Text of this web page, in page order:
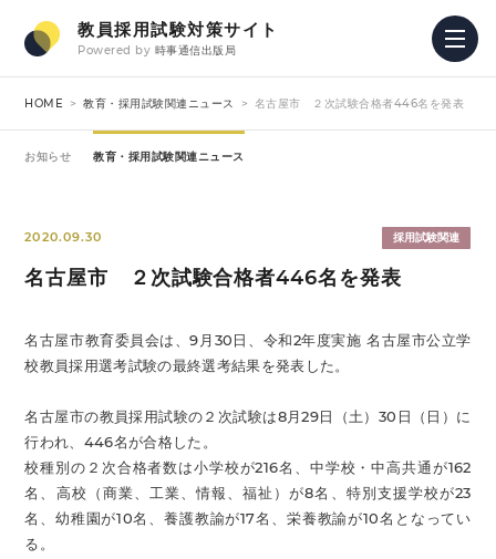
教員採用試験対策サイト
Powered by 時事通信出版局
HOME 教育・採用試験関連ニュース 名古屋市 ２次試験合格者446名を発表
お知らせ 教育・採用試験関連ニュース
2020.09.30 採用試験関連
名古屋市 ２次試験合格者446名を発表
名古屋市教育委員会は、9月30日、令和2年度実施 名古屋市公立学
校教員採用選考試験の最終選考結果を発表した。
名古屋市の教員採用試験の２次試験は8月29日（土）30日（日）に
行われ、446名が合格した。
校種別の２次合格者数は小学校が216名、中学校・中高共通が162
名、高校（商業、工業、情報、福祉）が8名、特別支援学校が23
名、幼稚園が10名、養護教諭が17名、栄養教諭が10名となってい
る。